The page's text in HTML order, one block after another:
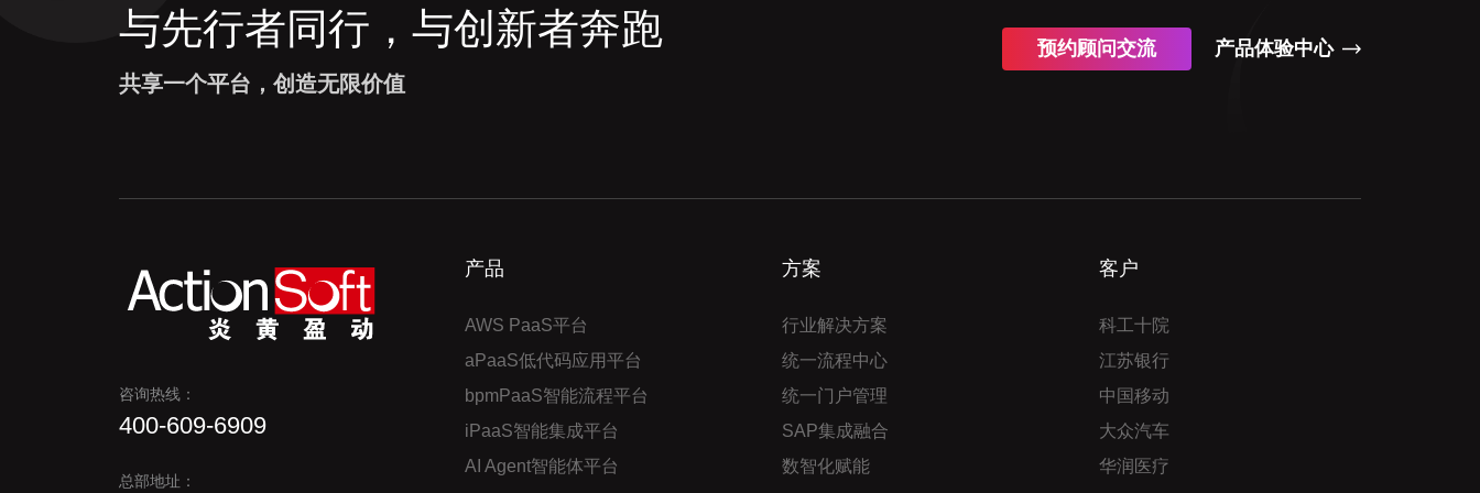
与先行者同行，与创新者奔跑
共享一个平台，创造无限价值
预约顾问交流 产品体验中心
咨询热线：
400-609-6909
总部地址：
产品
AWS PaaS平台
aPaaS低代码应用平台
bpmPaaS智能流程平台
iPaaS智能集成平台
AI Agent智能体平台
方案
行业解决方案
统一流程中心
统一门户管理
SAP集成融合
数智化赋能
客户
科工十院
江苏银行
中国移动
大众汽车
华润医疗